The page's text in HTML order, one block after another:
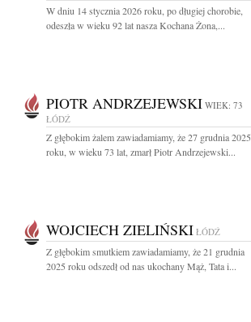
W dniu 14 stycznia 2026 roku, po długiej chorobie,
odeszła w wieku 92 lat nasza Kochana Żona,...
PIOTR ANDRZEJEWSKI WIEK: 73
ŁÓDŹ
Z głębokim żalem zawiadamiamy, że 27 grudnia 2025
roku, w wieku 73 lat, zmarł Piotr Andrzejewski...
WOJCIECH ZIELIŃSKI ŁÓDŹ
Z głębokim smutkiem zawiadamiamy, że 21 grudnia
2025 roku odszedł od nas ukochany Mąż, Tata i...